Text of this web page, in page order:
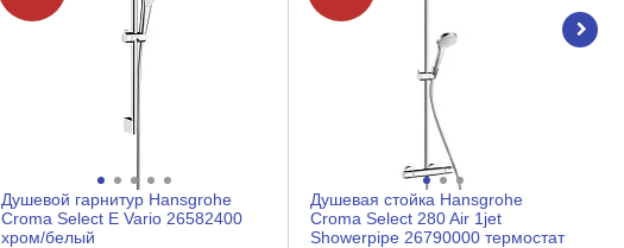
Душевой гарнитур Hansgrohe
Croma Select E Vario 26582400
хром/белый
Душевая стойка Hansgrohe
Croma Select 280 Air 1jet
Showerpipe 26790000 термостат